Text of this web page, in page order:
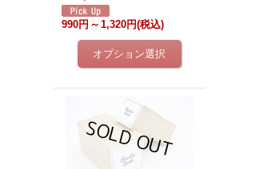
990円 ～ 1,320円(税込)